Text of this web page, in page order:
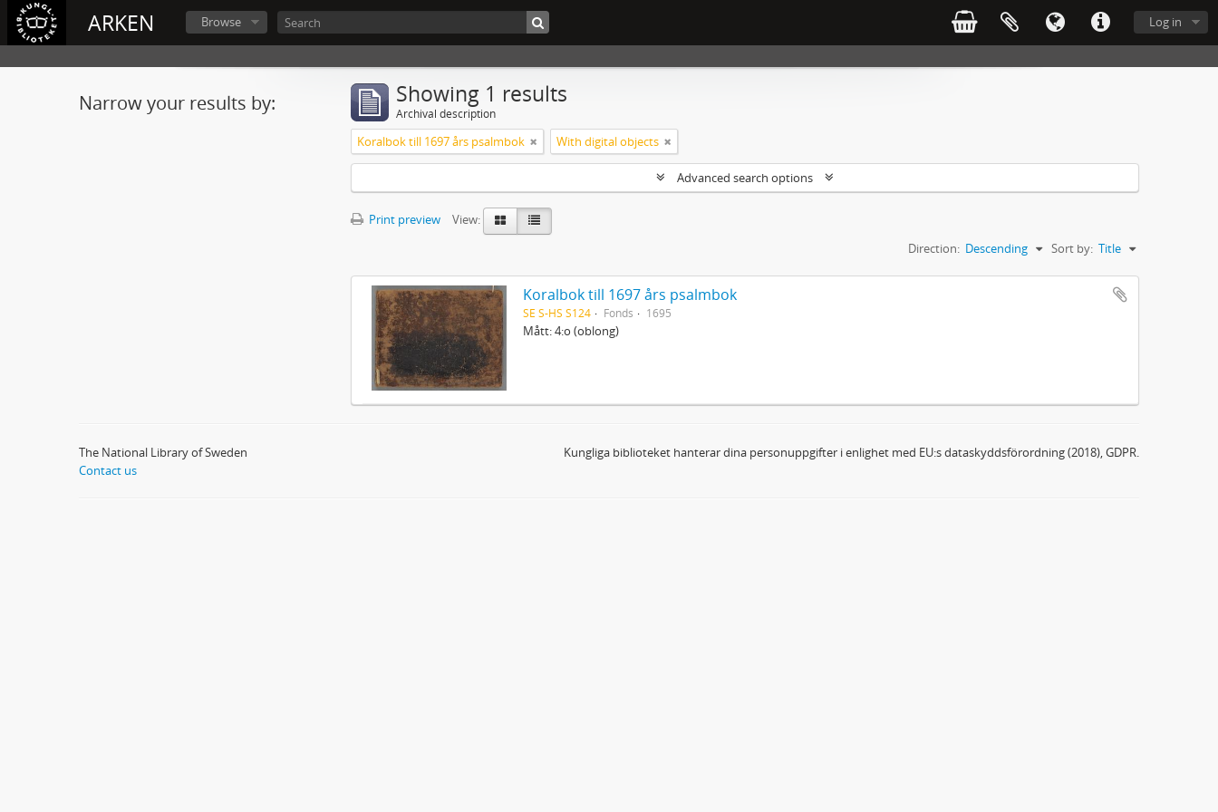
ARKEN Log in
Browse
Narrow your results by: Showing 1 results
Archival description
Koralbok till 1697 års psalmbok With digital objects
Advanced search options
Print preview
View:
Sort by: Title
Direction: Descending
Koralbok till 1697 års psalmbok
SE S-HS S124 Fonds 1695
Mått: 4:o (oblong)
The National Library of Sweden
Contact us
Kungliga biblioteket hanterar dina personuppgifter i enlighet med EU:s dataskyddsförordning (2018), GDPR.